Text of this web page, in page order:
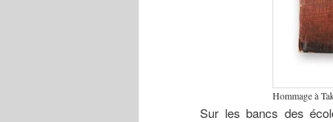
Hommage à
Sur les bancs des